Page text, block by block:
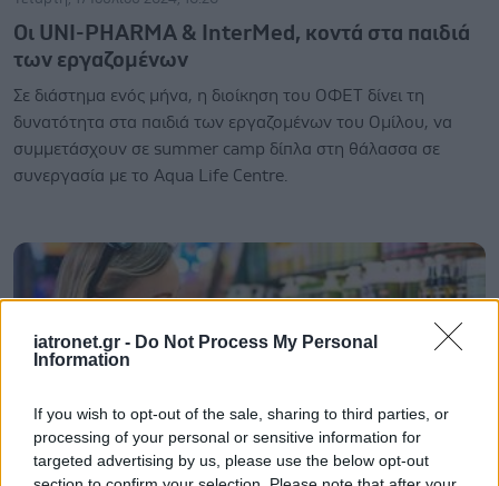
iatronet.gr - Do Not Process My Personal
Information
If you wish to opt-out of the sale, sharing to third parties, or
processing of your personal or sensitive information for
targeted advertising by us, please use the below opt-out
Οι UNI-PHARMA & InterMed, κοντά στα παιδιά
των εργαζομένων
Σε διάστημα ενός μήνα, η διοίκηση του ΟΦΕΤ δίνει τη
δυνατότητα στα παιδιά των εργαζομένων του Ομίλου, να
συμμετάσχουν σε summer camp δίπλα στη θάλασσα σε
συνεργασία με το Aqua Life Centre.